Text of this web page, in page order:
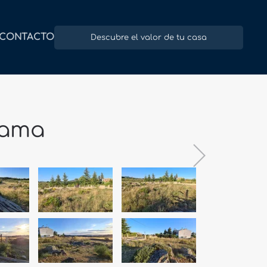
Descubre el valor de tu casa